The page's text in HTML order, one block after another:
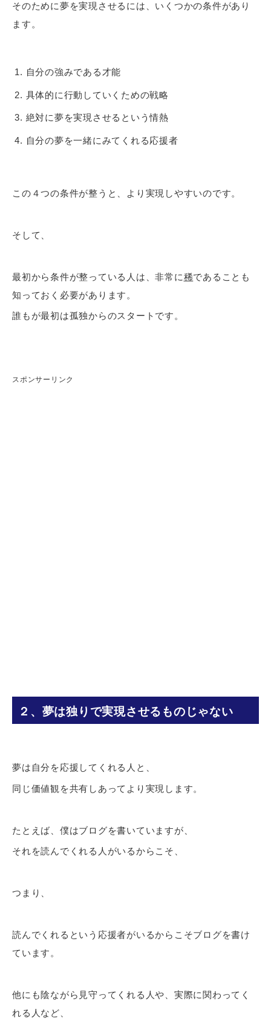
そのために夢を実現させるには、いくつかの条件があり
ます。
自分の強みである才能
具体的に行動していくための戦略
絶対に夢を実現させるという情熱
自分の夢を一緒にみてくれる応援者
この４つの条件が整うと、より実現しやすいのです。
そして、
最初から条件が整っている人は、非常に稀であることも
知っておく必要があります。
誰もが最初は孤独からのスタートです。
スポンサーリンク
２、夢は独りで実現させるものじゃない
夢は自分を応援してくれる人と、
同じ価値観を共有しあってより実現します。
たとえば、僕はブログを書いていますが、
それを読んでくれる人がいるからこそ、
つまり、
読んでくれるという応援者がいるからこそブログを書け
ています。
他にも陰ながら見守ってくれる人や、実際に関わってく
れる人など、